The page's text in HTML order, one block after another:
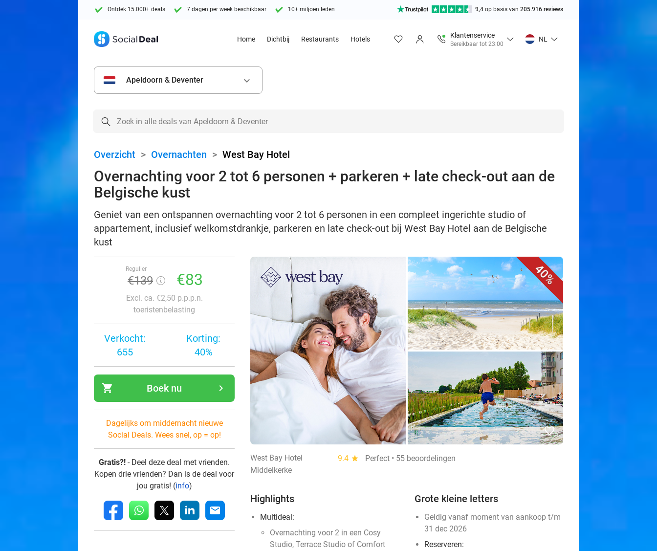
Ontdek 15.000+ deals 7 dagen per week beschikbaar 10+ miljoen leden 9,4 op basis van 205.916 reviews
Home Dichtbij Restaurants Hotels
Klantenservice
Bereikbaar tot 23:00
NL
Apeldoorn & Deventer keyboard_arrow_down
Overzicht > Overnachten > West Bay Hotel
Overnachting voor 2 tot 6 personen + parkeren + late check-out aan de
Belgische kust
Geniet van een ontspannen overnachting voor 2 tot 6 personen in een compleet ingerichte studio of
appartement, inclusief welkomstdrankje, parkeren en late check-out bij West Bay Hotel aan de Belgische
kust
Regulier
€139 €83
Excl. ca. €2,50 p.p.p.n.
toeristenbelasting
Verkocht:
655
Korting:
40%
shopping_cart navigate_next
Boek nu
Dagelijks om middernacht nieuwe
Social Deals. Wees snel, op = op!
Gratis?! - Deel deze deal met vrienden.
Kopen drie vrienden? Dan is de deal voor
jou gratis! (info)
fb whatsapp linkedin mail
40%
favorite_border
West Bay Hotel 9.4 star
Perfect • 55 beoordelingen
Middelkerke
Highlights
Multideal:
Overnachting voor 2 in een Cosy
Studio, Terrace Studio of Comfort
Grote kleine letters
Geldig vanaf moment van aankoop t/m
31 dec 2026
Reserveren: